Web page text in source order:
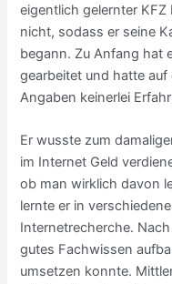
eigentlich gelernter
nicht, sodass er seine
begann. Zu Anfang hat
gearbeitet und hatte auf
Angaben keinerlei
Er wusste zum
im Internet Geld
ob man wirklich davon
lernte er in
Internetrecherche.
gutes Fachwissen
umsetzen konnte.